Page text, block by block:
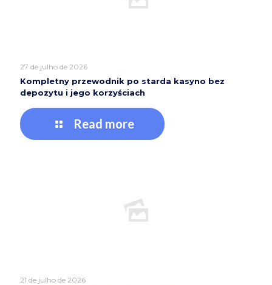
27 de julho de 2026
Kompletny przewodnik po starda kasyno bez
depozytu i jego korzyściach
Read more
21 de julho de 2026